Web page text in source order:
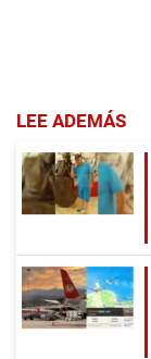
LEE ADEMÁS